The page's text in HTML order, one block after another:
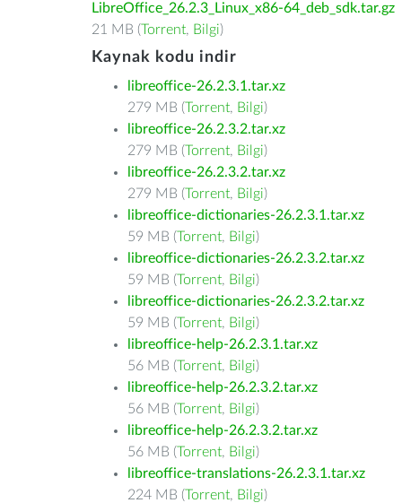
LibreOffice_26.2.3_Linux_x86-64_deb_sdk.tar.gz
21 MB (Torrent, Bilgi)
Kaynak kodu indir
libreoffice-26.2.3.1.tar.xz
279 MB (Torrent, Bilgi)
libreoffice-26.2.3.2.tar.xz
279 MB (Torrent, Bilgi)
libreoffice-26.2.3.2.tar.xz
279 MB (Torrent, Bilgi)
libreoffice-dictionaries-26.2.3.1.tar.xz
59 MB (Torrent, Bilgi)
libreoffice-dictionaries-26.2.3.2.tar.xz
59 MB (Torrent, Bilgi)
libreoffice-dictionaries-26.2.3.2.tar.xz
59 MB (Torrent, Bilgi)
libreoffice-help-26.2.3.1.tar.xz
56 MB (Torrent, Bilgi)
libreoffice-help-26.2.3.2.tar.xz
56 MB (Torrent, Bilgi)
libreoffice-help-26.2.3.2.tar.xz
56 MB (Torrent, Bilgi)
libreoffice-translations-26.2.3.1.tar.xz
224 MB (Torrent, Bilgi)